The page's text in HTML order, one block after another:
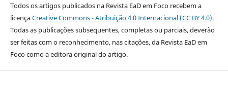
Todos os artigos publicados na Revista EaD em Foco recebem a
licençaCreative Commons - Atribuição 4.0 Internacional (CC BY 4.0).
Todas as publicações subsequentes, completas ou parciais, deverão
ser feitas com o reconhecimento, nas citações, da Revista EaD em
Foco como a editora original do artigo.